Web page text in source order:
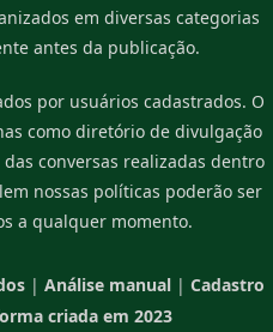
em diversas categorias
antes da publicação.
por usuários cadastrados. O
como diretório de divulgação
conversas realizadas dentro
nossas políticas poderão ser
a qualquer momento.
| Análise manual| Cadastro
criada em 2023